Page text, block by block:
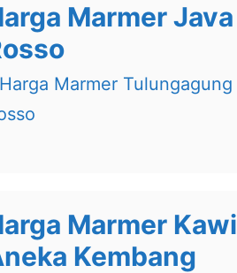
Marmer Java
Marmer Kawi
Kembang